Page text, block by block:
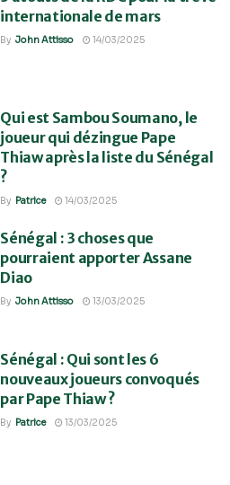
internationale de mars
By John Attisso 14/03/2025
Qui est Sambou Soumano, le
joueur qui dézingue Pape
Thiaw après la liste du Sénégal
?
By Patrice 14/03/2025
Sénégal : 3 choses que
pourraient apporter Assane
Diao
By John Attisso 13/03/2025
Sénégal : Qui sont les 6
nouveaux joueurs convoqués
par Pape Thiaw ?
By Patrice 13/03/2025